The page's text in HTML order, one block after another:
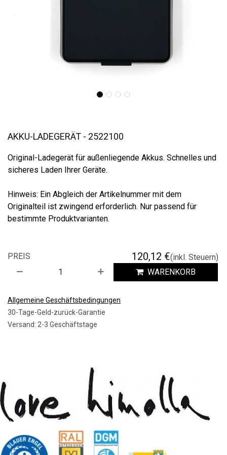
AKKU-LADEGERÄT - 2522100
Original-Ladegerät für außenliegende Akkus. Schnelles und
sicheres Laden Ihrer Geräte.
Hinweis: Ein Abgleich der Artikelnummer mit dem
Originalteil ist zwingend erforderlich. Nur passend für
bestimmte Produktvarianten.
WARENKORB
PREIS 120,12 €(inkl. Steuern)
Allgemeine Geschäftsbedingungen
30-Tage-Geld-zurück-Garantie
Versand: 2-3 Geschäftstage